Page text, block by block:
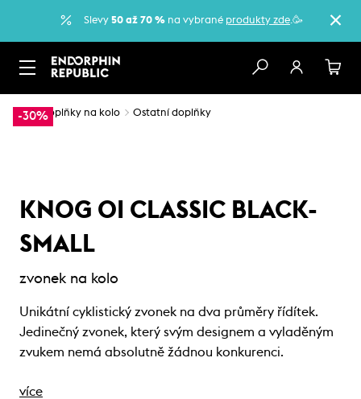
Slevy 50 až 70 % na vybrané produkty zde.🥳
-30%
… Doplňky na kolo Ostatní doplňky
KNOG OI CLASSIC BLACK-
SMALL
zvonek na kolo
Unikátní cyklistický zvonek na dva průměry řídítek.
Jedinečný zvonek, který svým designem a vyladěným
zvukem nemá absolutně žádnou konkurenci.
více